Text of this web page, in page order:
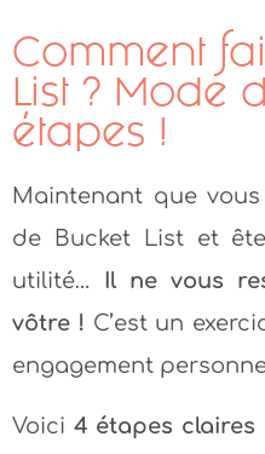
Comment
List ? Mode
étapes !
Maintenant que
de Bucket List et
utilité…
Il ne vous
vôtre ! C’est un
engagement
Voici 4 étapes claires